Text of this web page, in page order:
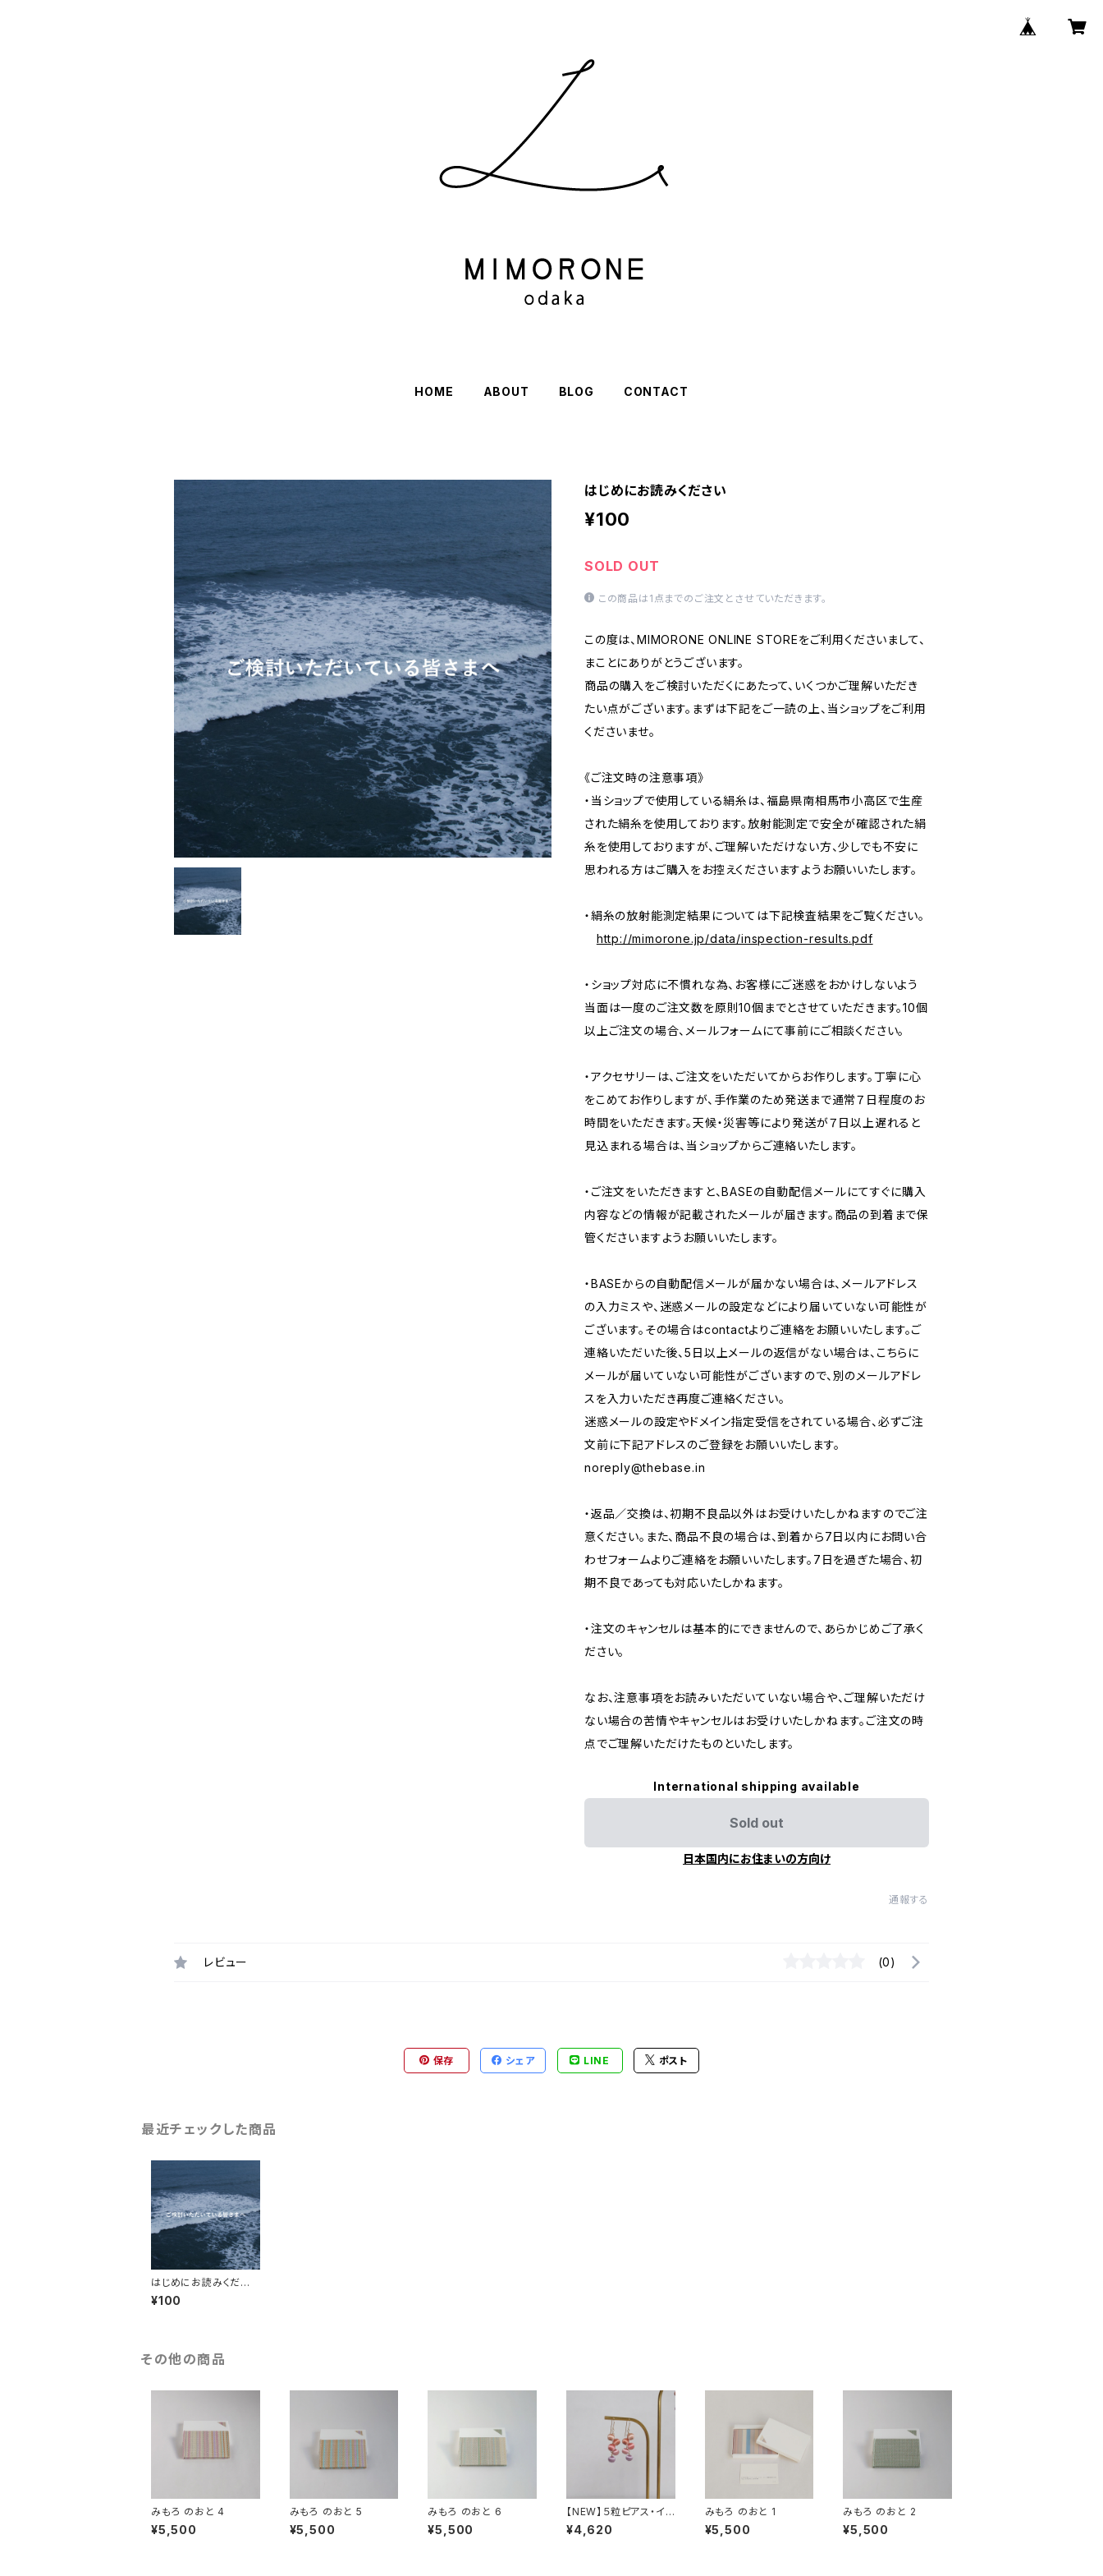
HOME ABOUT BLOG CONTACT
はじめにお読みください
¥100
SOLD OUT
この商品は1点までのご注文とさせていただきます。
この度は、MIMORONE ONLINE STOREをご利用くださいまして、
まことにありがとうございます。
商品の購入をご検討いただくにあたって、いくつかご理解いただき
たい点がございます。まずは下記をご一読の上、当ショップをご利用
くださいませ。
《ご注文時の注意事項》
・当ショップで使用している絹糸は、福島県南相馬市小高区で生産
された絹糸を使用しております。放射能測定で安全が確認された絹
糸を使用しておりますが、ご理解いただけない方、少しでも不安に
思われる方はご購入をお控えくださいますようお願いいたします。
・絹糸の放射能測定結果については下記検査結果をご覧ください。
http://mimorone.jp/data/inspection-results.pdf
・ショップ対応に不慣れな為、お客様にご迷惑をおかけしないよう
当面は一度のご注文数を原則10個までとさせていただきます。10個
以上ご注文の場合、メールフォームにて事前にご相談ください。
・アクセサリーは、ご注文をいただいてからお作りします。丁寧に心
をこめてお作りしますが、手作業のため発送まで通常７日程度のお
時間をいただきます。天候・災害等により発送が７日以上遅れると
見込まれる場合は、当ショップからご連絡いたします。
・ご注文をいただきますと、BASEの自動配信メールにてすぐに購入
内容などの情報が記載されたメールが届きます。商品の到着まで保
管くださいますようお願いいたします。
・BASEからの自動配信メールが届かない場合は、メールアドレス
の入力ミスや、迷惑メールの設定などにより届いていない可能性が
ございます。その場合はcontactよりご連絡をお願いいたします。ご
連絡いただいた後、5日以上メールの返信がない場合は、こちらに
メールが届いていない可能性がございますので、別のメールアドレ
スを入力いただき再度ご連絡ください。
迷惑メールの設定やドメイン指定受信をされている場合、必ずご注
文前に下記アドレスのご登録をお願いいたします。
noreply@thebase.in
・返品／交換は、初期不良品以外はお受けいたしかねますのでご注
意ください。また、商品不良の場合は、到着から7日以内にお問い合
わせフォームよりご連絡をお願いいたします。7日を過ぎた場合、初
期不良であっても対応いたしかねます。
・注文のキャンセルは基本的にできませんので、あらかじめご了承く
ださい。
なお、注意事項をお読みいただいていない場合や、ご理解いただけ
ない場合の苦情やキャンセルはお受けいたしかねます。ご注文の時
点でご理解いただけたものといたします。
International shipping available
Sold out
日本国内にお住まいの方向け
通報する
レビュー (0)
保存 シェア LINE ポスト
最近チェックした商品
はじめにお読みくださ
い
¥100
その他の商品
みもろ のおと 4
¥5,500
みもろ のおと 5
¥5,500
みもろ のおと 6
¥5,500
【NEW】５粒ピアス・イヤ
リング（8ミリ玉）
¥4,620
みもろ のおと 1
¥5,500
みもろ のおと 2
¥5,500